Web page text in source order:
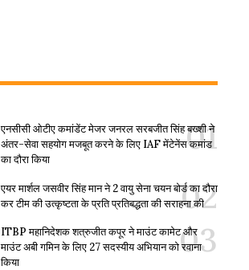
एनसीसी ओटीए कमांडेंट मेजर जनरल सरबजीत सिंह बख्शी ने
अंतर-सेवा सहयोग मजबूत करने के लिए IAF मेंटेनेंस कमांड
का दौरा किया
एयर मार्शल जसवीर सिंह मान ने 2 वायु सेना चयन बोर्ड का दौरा
कर टीम की उत्कृष्टता के प्रति प्रतिबद्धता की सराहना की
ITBP महानिदेशक शत्रुजीत कपूर ने माउंट कामेट और
माउंट अबी गमिन के लिए 27 सदस्यीय अभियान को रवाना
किया